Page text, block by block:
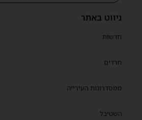
ניווט באתר
חדשות
חרדים
ממסדרונות העירייה
השטיבל